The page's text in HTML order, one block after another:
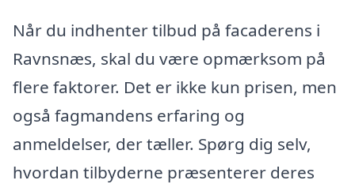
Når du indhenter tilbud på facaderens i
Ravnsnæs, skal du være opmærksom på
flere faktorer. Det er ikke kun prisen, men
også fagmandens erfaring og
anmeldelser, der tæller. Spørg dig selv,
hvordan tilbyderne præsenterer deres